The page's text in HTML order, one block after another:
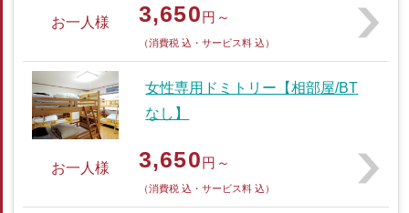
お一人様 3,650円～
（消費税 込・サービス料 込）
女性専用ドミトリー【相部屋/BT
なし】
お一人様 3,650円～
（消費税 込・サービス料 込）